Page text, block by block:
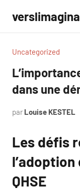
contenu
Uncategorized
dans une
par Louise KESTEL
Les défis
l’adoption
QHSE